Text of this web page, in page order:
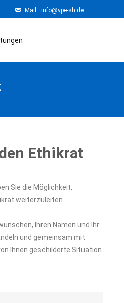
Mail : info@vpe-sh.de
Ethikrat
Sie die Möglichkeit,
weiterzuleiten.
Ihren Namen und Ihr
und gemeinsam mit
Ihnen geschilderte Situation